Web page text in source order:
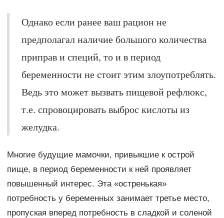
Однако если ранее ваш рацион не
предполагал наличие большого количества
приправ и специй, то и в период
беременности не стоит этим злоупотреблять.
Ведь это может вызвать пищевой рефлюкс,
т.е. спровоцировать выброс кислоты из
желудка.
Многие будущие мамочки, привыкшие к острой
пище, в период беременности к ней проявляет
повышенный интерес. Эта «остренькая»
потребность у беременных занимает третье место,
пропуская вперед потребность в сладкой и соленой